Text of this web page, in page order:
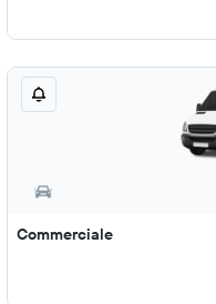
Commerciale